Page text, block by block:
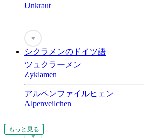
もっと見る
もっと見る
もっと見る
もっと見る
もっと見る
もっと見る
もっと見る
もっと見る
もっと見る
もっと見る
もっと見る
もっと見る
もっと見る
もっと見る
もっと見る
もっと見る
もっと見る
もっと見る
もっと見る
もっと見る
もっと見る
もっと見る
もっと見る
もっと見る
もっと見る
もっと見る
もっと見る
Unkraut
♥
シクラメンのドイツ語
ツュクラーメン
Zyklamen
アルペンファイルヒェン
Alpenveilchen
♥
もっと見る
もっと見る
もっと見る
もっと見る
もっと見る
もっと見る
もっと見る
もっと見る
もっと見る
もっと見る
もっと見る
もっと見る
もっと見る
もっと見る
もっと見る
もっと見る
もっと見る
もっと見る
もっと見る